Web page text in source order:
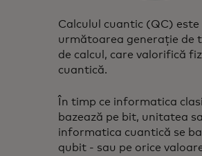
Calculul cuantic (QC) este
următoarea generație de
de calcul, care valorifică
cuantică.
În timp ce informatica
bazează pe bit, unitatea
informatica cuantică se
qubit - sau pe orice